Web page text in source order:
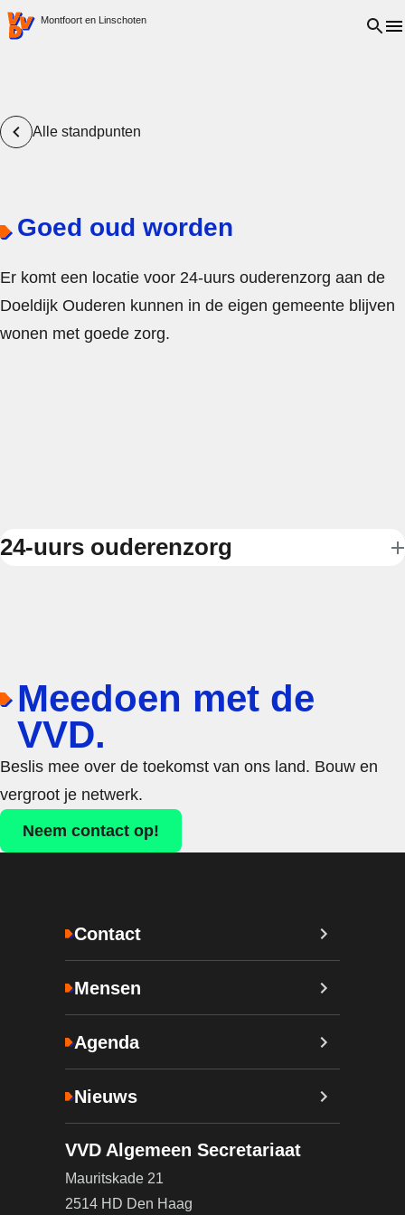
VVD.nl - Ga naar de homepage
Montfoort en Linschoten Open
Alle standpunten
Goed oud worden
Er komt een locatie voor 24-uurs ouderenzorg aan de
Doeldijk Ouderen kunnen in de eigen gemeente blijven
wonen met goede zorg.
24-uurs ouderenzorg
Meedoen met de
VVD.
Beslis mee over de toekomst van ons land. Bouw en
vergroot je netwerk.
Neem contact op!
Contact
Mensen
Agenda
Nieuws
VVD Algemeen Secretariaat
Mauritskade 21
2514 HD Den Haag